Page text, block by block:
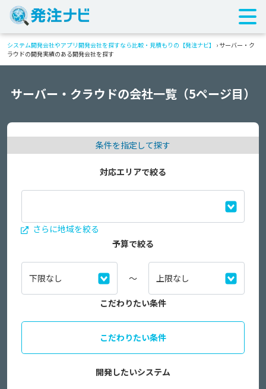
システム開発会社やアプリ開発会社を探すなら比較・見積もりの【発注ナビ】 › サーバー・ク
ラウドの開発実績のある開発会社を探す
サーバー・クラウドの会社一覧（5ページ目）
条件を指定して探す
対応エリアで絞る
さらに地域を絞る
予算で絞る
～
こだわりたい条件
こだわりたい条件
開発したいシステム